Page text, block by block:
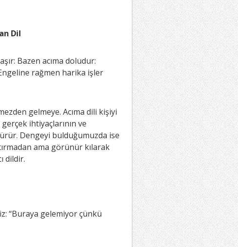
Dil
Bazen acıma doludur:
rağmen harika işler
gelmeye. Acıma dili kişiyi
ihtiyaçlarının ve
Dengeyi bulduğumuzda ise
ama görünür kılarak
dildir.
“Buraya gelemiyor çünkü